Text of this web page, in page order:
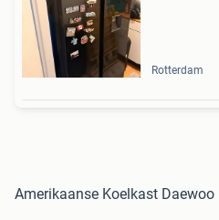
Rotterdam
Amerikaanse Koelkast Daewoo